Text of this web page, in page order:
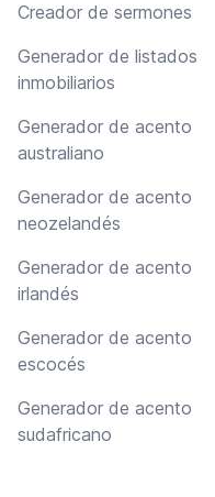
Creador de sermones
Generador de listados
inmobiliarios
Generador de acento
australiano
Generador de acento
neozelandés
Generador de acento
irlandés
Generador de acento
escocés
Generador de acento
sudafricano